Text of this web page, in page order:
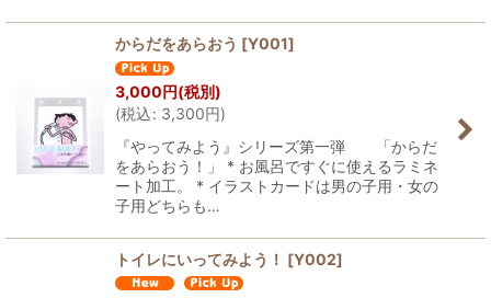
からだをあらおう [Y001]
3,000円(税別)
(税込: 3,300円)
『やってみよう』シリーズ第一弾 「からだ
をあらおう！」 * お風呂ですぐに使えるラミネ
ート加工。 * イラストカードは男の子用・女の
子用どちらも…
トイレにいってみよう！ [Y002]